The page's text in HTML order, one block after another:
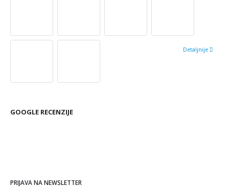
Detaljnije
GOOGLE RECENZIJE
PRIJAVA NA NEWSLETTER